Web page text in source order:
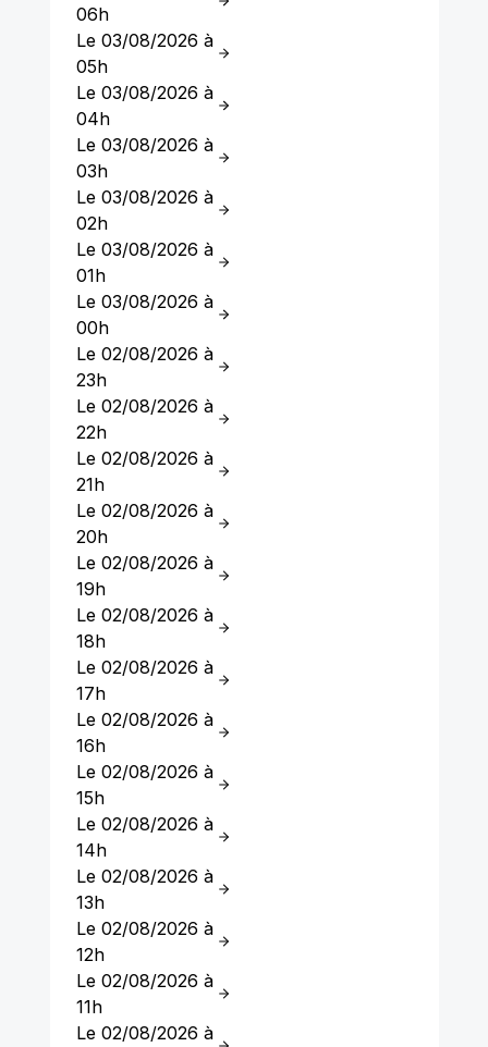
06h
Le 03/08/2026 à
05h
Le 03/08/2026 à
04h
Le 03/08/2026 à
03h
Le 03/08/2026 à
02h
Le 03/08/2026 à
01h
Le 03/08/2026 à
00h
Le 02/08/2026 à
23h
Le 02/08/2026 à
22h
Le 02/08/2026 à
21h
Le 02/08/2026 à
20h
Le 02/08/2026 à
19h
Le 02/08/2026 à
18h
Le 02/08/2026 à
17h
Le 02/08/2026 à
16h
Le 02/08/2026 à
15h
Le 02/08/2026 à
14h
Le 02/08/2026 à
13h
Le 02/08/2026 à
12h
Le 02/08/2026 à
11h
Le 02/08/2026 à